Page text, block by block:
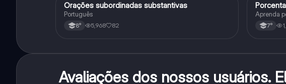
Português
Orações subordinadas substantivas
Português
8° 5,968 82
Aprenda
7°
Avaliações dos nossos usuários.